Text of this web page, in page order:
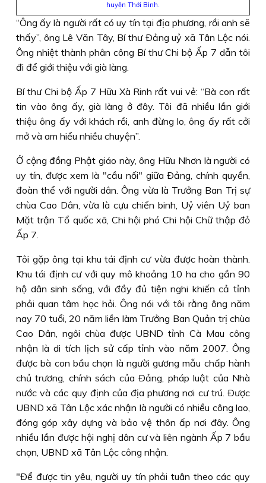
huyện Thới Bình.
“Ông ấy là người rất có uy tín tại địa phương, rồi anh sẽ
thấy”, ông Lê Văn Tây, Bí thư Ðảng uỷ xã Tân Lộc nói.
Ông nhiệt thành phân công Bí thư Chi bộ Ấp 7 dẫn tôi
đi để giới thiệu với già làng.
Bí thư Chi bộ Ấp 7 Hữu Xà Rinh rất vui vẻ: “Bà con rất
tin vào ông ấy, già làng ở đây. Tôi đã nhiều lần giới
thiệu ông ấy với khách rồi, anh đừng lo, ông ấy rất cởi
mở và am hiểu nhiều chuyện”.
Ở cộng đồng Phật giáo này, ông Hữu Nhơn là người có
uy tín, được xem là "cầu nối" giữa Ðảng, chính quyền,
đoàn thể với người dân. Ông vừa là Trưởng Ban Trị sự
chùa Cao Dân, vừa là cựu chiến binh, Uỷ viên Uỷ ban
Mặt trận Tổ quốc xã, Chi hội phó Chi hội Chữ thập đỏ
Ấp 7.
Tôi gặp ông tại khu tái định cư vừa được hoàn thành.
Khu tái định cư với quy mô khoảng 10 ha cho gần 90
hộ dân sinh sống, với đầy đủ tiện nghi khiến cả tỉnh
phải quan tâm học hỏi. Ông nói với tôi rằng ông năm
nay 70 tuổi, 20 năm liền làm Trưởng Ban Quản trị chùa
Cao Dân, ngôi chùa được UBND tỉnh Cà Mau công
nhận là di tích lịch sử cấp tỉnh vào năm 2007. Ông
được bà con bầu chọn là người gương mẫu chấp hành
chủ trương, chính sách của Ðảng, pháp luật của Nhà
nước và các quy định của địa phương nơi cư trú. Ðược
UBND xã Tân Lộc xác nhận là người có nhiều công lao,
đóng góp xây dựng và bảo vệ thôn ấp nơi đây. Ông
nhiều lần được hội nghị dân cư và liên ngành Ấp 7 bầu
chọn, UBND xã Tân Lộc công nhận.
"Ðể được tin yêu, người uy tín phải tuân theo các quy